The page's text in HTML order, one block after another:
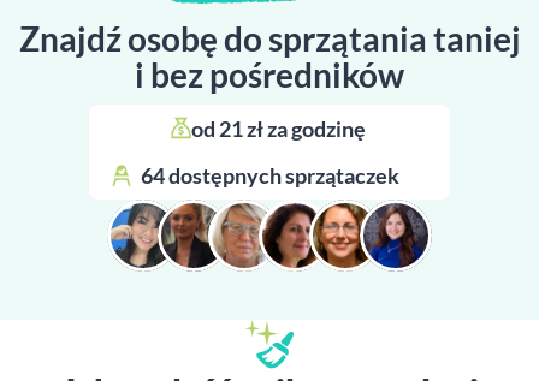
Znajdź osobę do sprzątania taniej
i bez pośredników
od 21 zł za godzinę
64 dostępnych sprzątaczek